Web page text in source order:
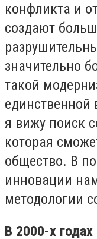
конфликта и
создают
значительно
такой
единственной
я вижу поиск
которая
общество. В
инновации
методологии
В 2000-х